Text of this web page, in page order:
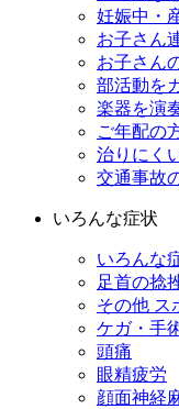
妊娠中・
お子さん
お子さん
部活動を
楽器を演
ご年配の
治りにく
交通事故
いろんな症状
いろんな
足首の捻
その他 ス
ケガ・手
頭痛
眼精疲労
顔面神経